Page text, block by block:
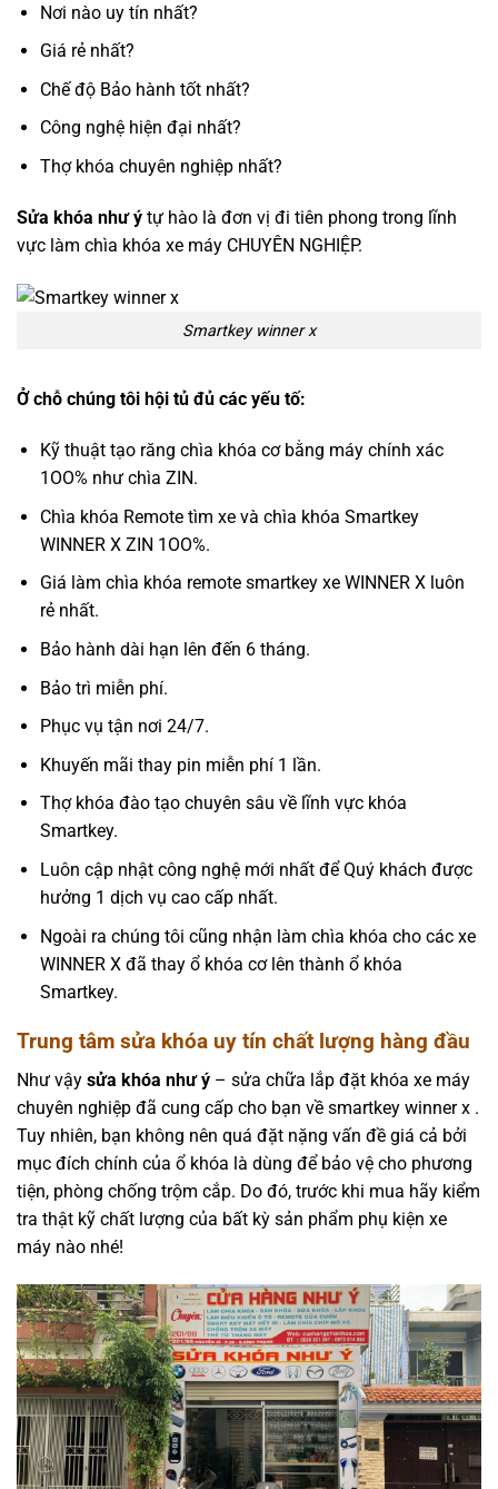
Nơi nào uy tín nhất?
Giá rẻ nhất?
Chế độ Bảo hành tốt nhất?
Công nghệ hiện đại nhất?
Thợ khóa chuyên nghiệp nhất?
Sửa khóa như ý tự hào là đơn vị đi tiên phong trong lĩnh
vực làm chìa khóa xe máy CHUYÊN NGHIỆP.
Smartkey winner x
Ở chỗ chúng tôi hội tủ đủ các yếu tố:
Kỹ thuật tạo răng chìa khóa cơ bằng máy chính xác
1OO% như chìa ZIN.
Chìa khóa Remote tìm xe và chìa khóa Smartkey
WINNER X ZIN 1OO%.
Giá làm chìa khóa remote smartkey xe WINNER X luôn
rẻ nhất.
Bảo hành dài hạn lên đến 6 tháng.
Bảo trì miễn phí.
Phục vụ tận nơi 24/7.
Khuyến mãi thay pin miễn phí 1 lần.
Thợ khóa đào tạo chuyên sâu về lĩnh vực khóa
Smartkey.
Luôn cập nhật công nghệ mới nhất để Quý khách được
hưởng 1 dịch vụ cao cấp nhất.
Ngoài ra chúng tôi cũng nhận làm chìa khóa cho các xe
WINNER X đã thay ổ khóa cơ lên thành ổ khóa
Smartkey.
Trung tâm sửa khóa uy tín chất lượng hàng đầu
Như vậy sửa khóa như ý – sửa chữa lắp đặt khóa xe máy
chuyên nghiệp đã cung cấp cho bạn về smartkey winner x .
Tuy nhiên, bạn không nên quá đặt nặng vấn đề giá cả bởi
mục đích chính của ổ khóa là dùng để bảo vệ cho phương
tiện, phòng chống trộm cắp. Do đó, trước khi mua hãy kiểm
tra thật kỹ chất lượng của bất kỳ sản phẩm phụ kiện xe
máy nào nhé!